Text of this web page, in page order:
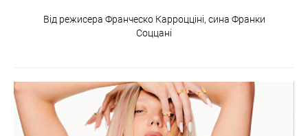
Від режисера Франческо Карроцціні, сина Франки
Соццані